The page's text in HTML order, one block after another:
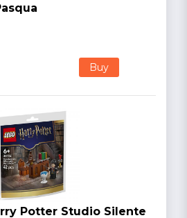
Buy
Potter Studio Silente